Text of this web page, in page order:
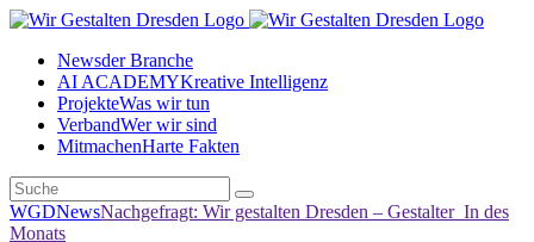
Newsder Branche
AI ACADEMYKreative Intelligenz
ProjekteWas wir tun
VerbandWer wir sind
MitmachenHarte Fakten
WGDNewsNachgefragt: Wir gestalten Dresden – Gestalter_In des
Monats